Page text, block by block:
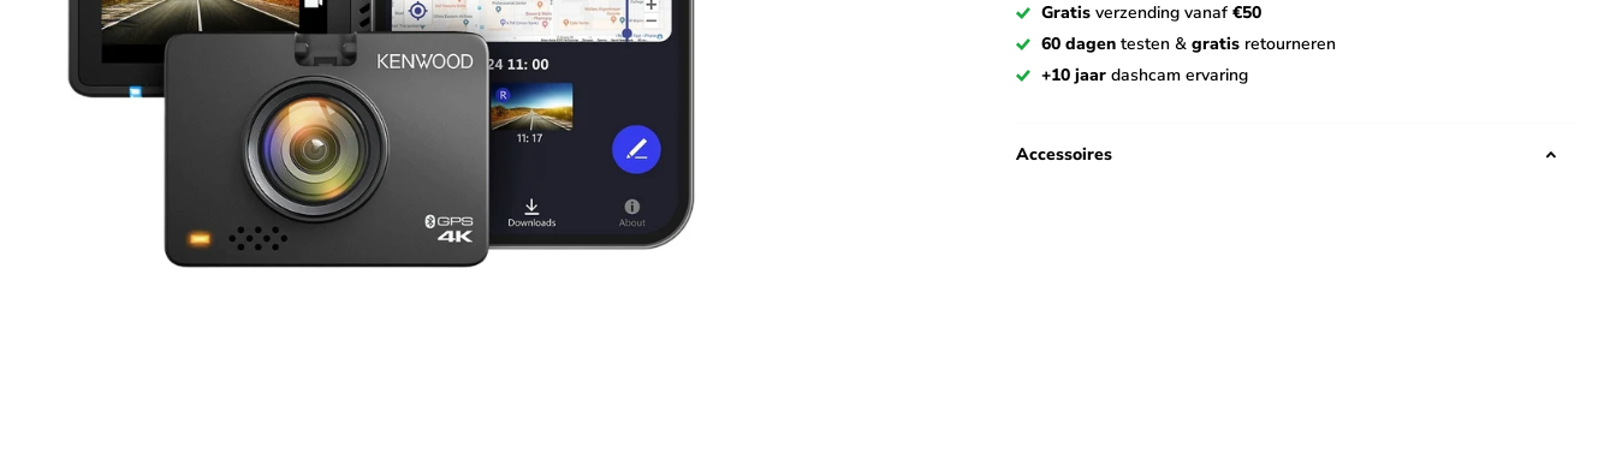
Gratis verzending vanaf €50
60 dagen testen & gratis retourneren
+10 jaar dashcam ervaring
Accessoires